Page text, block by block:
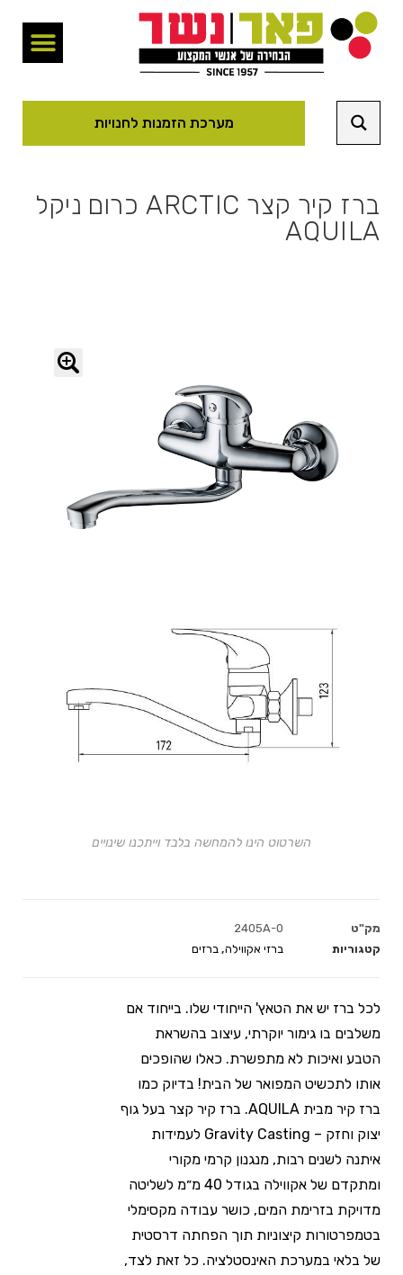
מערכת הזמנות לחנויות
ברז קיר קצר ARCTIC כרום ניקל
AQUILA
מק"ט
2405A-0
קטגוריות
ברזי אקווילה, ברזים
לכל ברז יש את הטאץ' הייחודי שלו. בייחוד אם
משלבים בו גימור יוקרתי, עיצוב בהשראת
הטבע ואיכות לא מתפשרת. כאלו שהופכים
אותו לתכשיט המפואר של הבית! בדיוק כמו
ברז קיר מבית AQUILA. ברז קיר קצר בעל גוף
יצוק וחזק – Gravity Casting לעמידות
איתנה לשנים רבות, מנגנון קרמי מקורי
ומתקדם של אקווילה בגודל 40 מ״מ לשליטה
מדויקת בזרימת המים, כושר עבודה מקסימלי
בטמפרטורות קיצוניות תוך הפחתה דרסטית
של בלאי במערכת האינסטלציה. כל זאת לצד,
השרטוט הינו להמחשה בלבד וייתכנו שינויים